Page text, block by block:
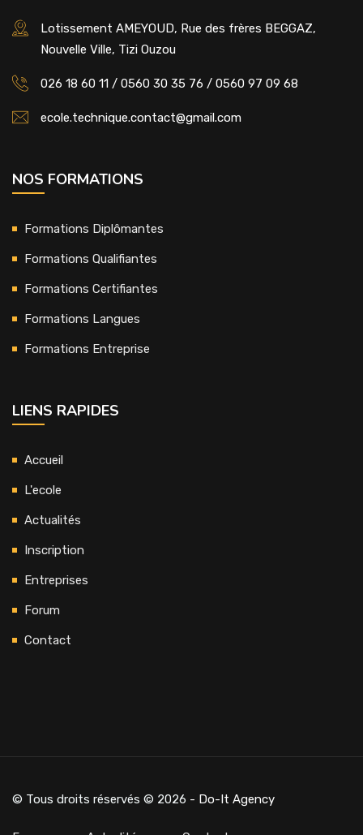
Lotissement AMEYOUD, Rue des frères BEGGAZ,
Nouvelle Ville, Tizi Ouzou
026 18 60 11 / 0560 30 35 76 / 0560 97 09 68
ecole.technique.contact@gmail.com
NOS FORMATIONS
Formations Diplômantes
Formations Qualifiantes
Formations Certifiantes
Formations Langues
Formations Entreprise
LIENS RAPIDES
Accueil
L'ecole
Actualités
Inscription
Entreprises
Forum
Contact
© Tous droits réservés © 2026 - Do-It Agency